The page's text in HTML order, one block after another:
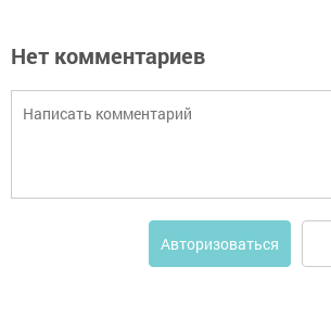
Нет комментариев
Авторизоваться